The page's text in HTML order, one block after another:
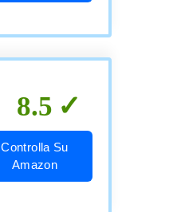
8.5
Controlla Su
Amazon